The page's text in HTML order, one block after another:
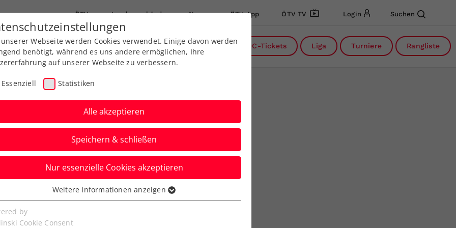
ÖTV Landesverbände News ÖTV App ÖTV TV Login Suchen
Ausbildung Services Über uns DC-Tickets Liga Turniere Rangliste
Wildcards
Webseite werden Cookies verwendet. Einige davon werden
benötigt, während es uns andere ermöglichen, Ihre
auf unserer Webseite zu verbessern.
Essenziell Statistiken
Alle akzeptieren
Speichern & schließen
Nur essenzielle Cookies akzeptieren
Cookies werden für grundlegende Funktionen der
benötigt. Dadurch ist gewährleistet, dass die Webseite
Weitere Informationen anzeigen
by
Cookie Consent